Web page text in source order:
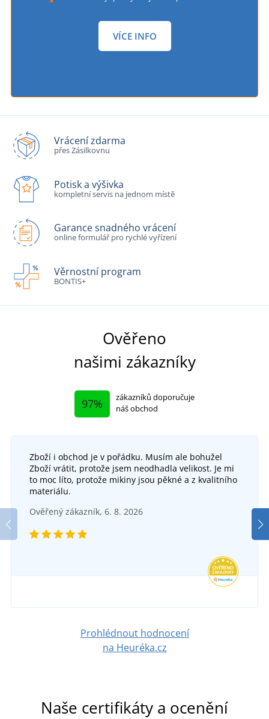
VÍCE INFO
Vrácení zdarma
přes Zásilkovnu
Potisk a výšivka
kompletní servis na jednom místě
Garance snadného vrácení
online formulář pro rychlé vyřízení
Věrnostní program
BONTIS+
Ověřeno
našimi zákazníky
97%
zákazníků doporučuje
náš obchod
Zboží i obchod je v pořádku. Musím ale bohužel
Zboží vrátit, protože jsem neodhadla velikost. Je mi
to moc líto, protože mikiny jsou pěkné a z kvalitního
materiálu.
Ověřený zákazník, 6. 8. 2026
Prohlédnout hodnocení
na Heuréka.cz
Naše certifikáty a ocenění